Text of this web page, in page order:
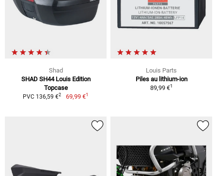
Shad
SHAD SH44 Louis Edition
Topcase
PVC 136,59 €2 69,99 €1
Louis Parts
Piles au lithium-ion
89,99 €1